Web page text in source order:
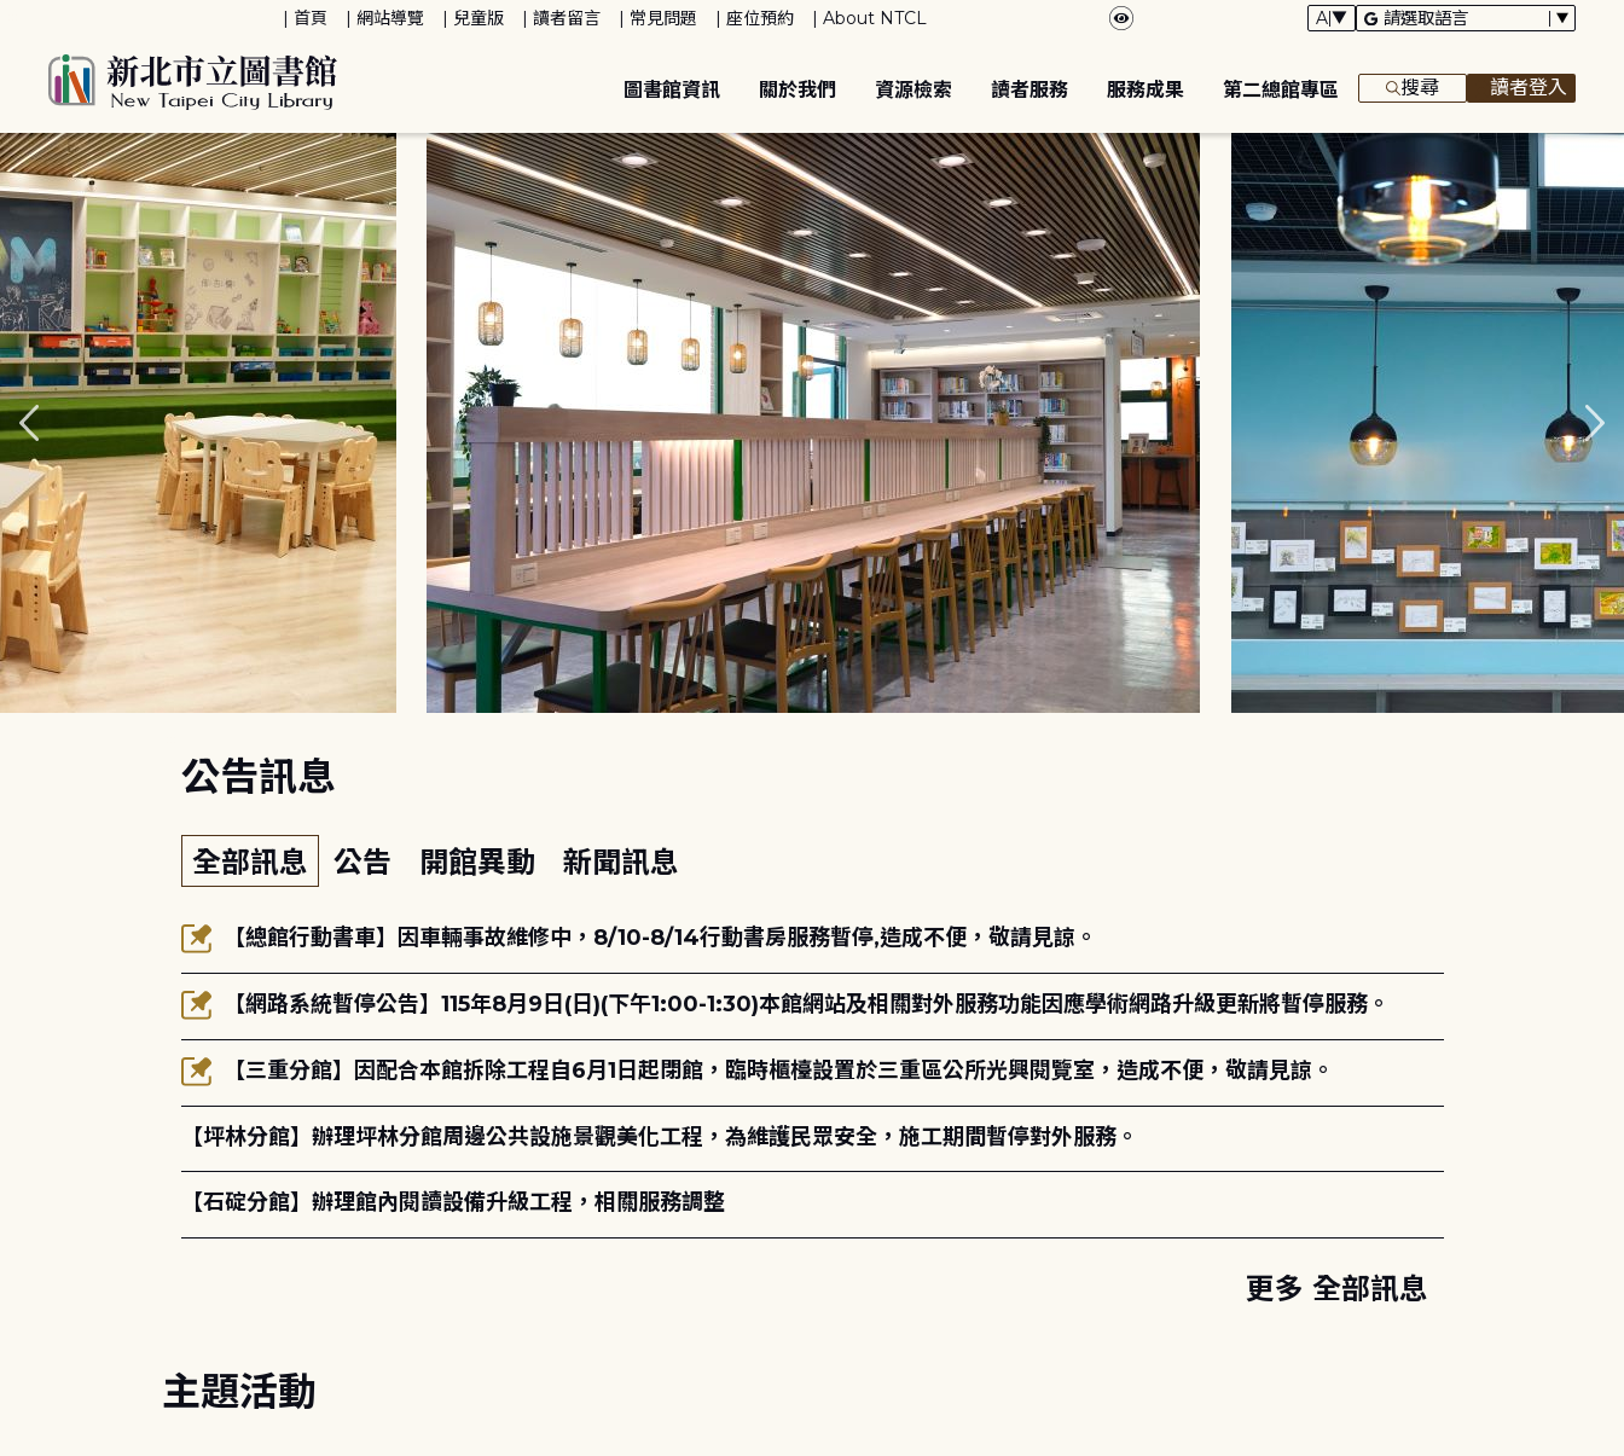
首頁 網站導覽 兒童版 讀者留言 常見問題 座位預約 About NTCL
圖書館資訊 關於我們 資源檢索 讀者服務 服務成果 第二總館專區 搜尋 讀者登入
公告訊息
全部訊息 公告 開館異動 新聞訊息
【總館行動書車】因車輛事故維修中，8/10-8/14行動書房服務暫停,造成不便，敬請見諒。
【網路系統暫停公告】115年8月9日(日)(下午1:00-1:30)本館網站及相關對外服務功能因應學術網路升級更新將暫停服務。
【三重分館】因配合本館拆除工程自6月1日起閉館，臨時櫃檯設置於三重區公所光興閱覽室，造成不便，敬請見諒。
【坪林分館】辦理坪林分館周邊公共設施景觀美化工程，為維護民眾安全，施工期間暫停對外服務。
【石碇分館】辦理館內閱讀設備升級工程，相關服務調整
更多 全部訊息
主題活動